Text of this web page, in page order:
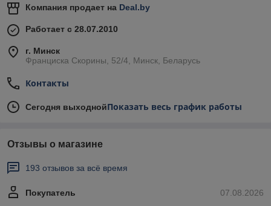
Компания продает на Deal.by
Работает с 28.07.2010
г. Минск
Франциска Скорины, 52/4, Минск, Беларусь
Контакты
Сегодня выходнойПоказать весь график работы
Отзывы о магазине
193 отзывов за всё время
07.08.2026
Покупатель